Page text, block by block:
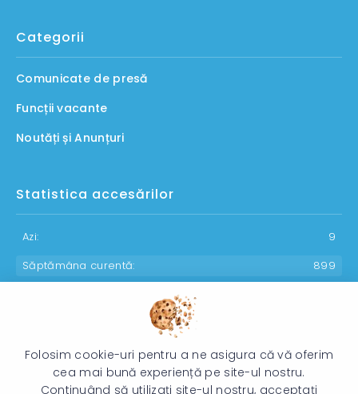
Categorii
Comunicate de presă
Funcții vacante
Noutăți și Anunțuri
Statistica accesărilor
Azi:
9
Săptămâna curentă:
899
Folosim cookie-uri pentru a ne asigura că vă oferim
cea mai bună experiență pe site-ul nostru.
Continuând să utilizați site-ul nostru, acceptați